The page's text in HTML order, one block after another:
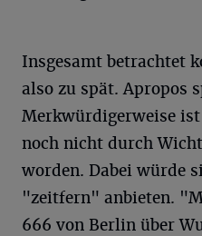
Insgesamt betrachtet
also zu spät. Apropos
Merkwürdigerweise
noch nicht durch
worden. Dabei würde
"zeitfern" anbieten.
666 von Berlin über